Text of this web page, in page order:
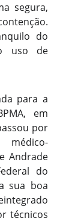
segura,
do
uso de
para a
em
por
Andrade
do
sua boa
técnicos